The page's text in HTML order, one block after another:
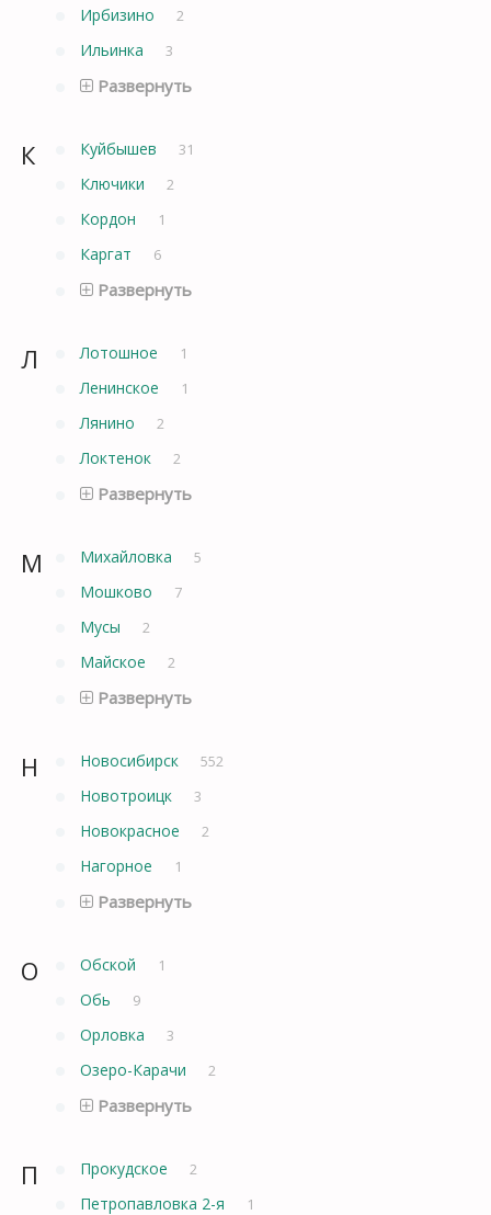
Ирбизино 2
Ильинка 3
Развернуть
К Куйбышев 31
Ключики 2
Кордон 1
Каргат 6
Развернуть
Л Лотошное 1
Ленинское 1
Лянино 2
Локтенок 2
Развернуть
М Михайловка 5
Мошково 7
Мусы 2
Майское 2
Развернуть
Н Новосибирск 552
Новотроицк 3
Новокрасное 2
Нагорное 1
Развернуть
О Обской 1
Обь 9
Орловка 3
Озеро-Карачи 2
Развернуть
П Прокудское 2
Петропавловка 2-я 1